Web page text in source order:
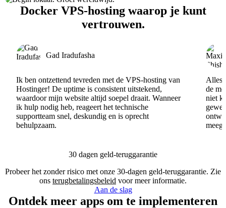
Docker VPS-hosting waarop je kunt
vertrouwen.
Gad Iradufasha
Ik ben ontzettend tevreden met de VPS-hosting van
Hostinger! De uptime is consistent uitstekend,
waardoor mijn website altijd soepel draait. Wanneer
ik hulp nodig heb, reageert het technische
supportteam snel, deskundig en is oprecht
behulpzaam.
Alles
de
niet
30 dagen geld-teruggarantie
Probeer het zonder risico met onze 30-dagen geld-teruggarantie. Zie
ons terugbetalingsbeleid voor meer informatie.
Aan de slag
Ontdek meer apps om te implementeren